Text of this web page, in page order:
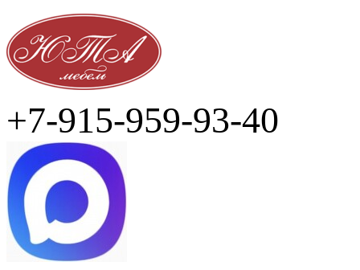
+7-915-959-93-40